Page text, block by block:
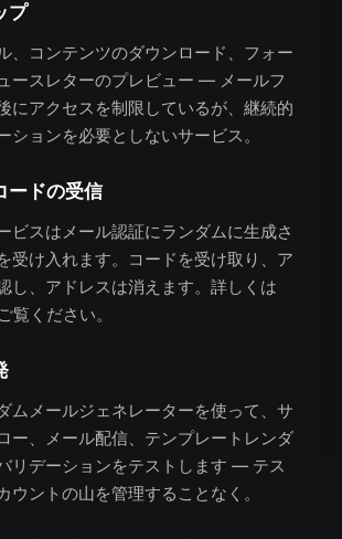
プ
、コンテンツのダウンロード、フォー
ースレターのプレビュー — メールフ
にアクセスを制限しているが、継続的
ションを必要としないサービス。
ードの受信
ビスはメール認証にランダムに生成さ
受け入れます。コードを受け取り、ア
し、アドレスは消えます。詳しくは
覧ください。
ムメールジェネレーターを使って、サ
ー、メール配信、テンプレートレンダ
リデーションをテストします — テス
ウントの山を管理することなく。